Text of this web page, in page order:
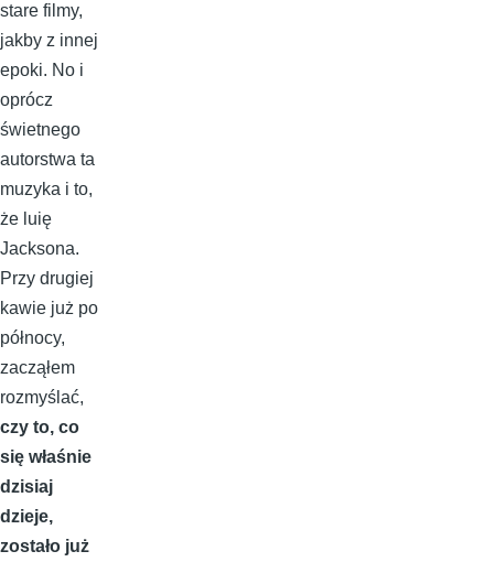
stare filmy,
jakby z innej
epoki. No i
oprócz
świetnego
autorstwa ta
muzyka i to,
że luię
Jacksona.
Przy drugiej
kawie już po
północy,
zacząłem
rozmyślać,
czy to, co
się właśnie
dzisiaj
dzieje,
zostało już